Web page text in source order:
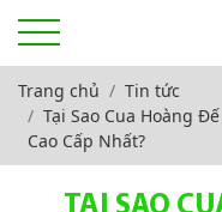
Trang chủ
Tin tức
Tại Sao Cua Hoàng
Cao Cấp Nhất?